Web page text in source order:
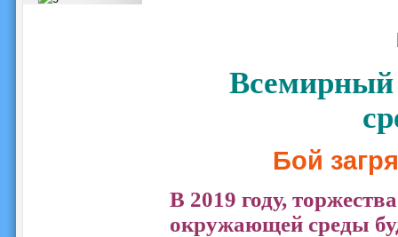
Бой
В 2019 году,
окружающей среды